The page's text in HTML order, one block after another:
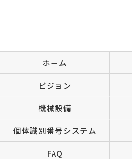
ホーム
ビジョン
機械設備
個体識別番号システム
FAQ